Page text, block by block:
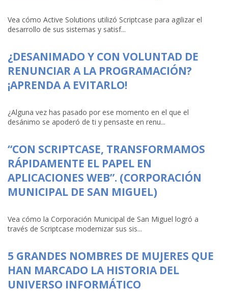
Vea cómo Active Solutions utilizó Scriptcase para agilizar el
desarrollo de sus sistemas y satisf...
¿DESANIMADO Y CON VOLUNTAD DE
RENUNCIAR A LA PROGRAMACIÓN?
¡APRENDA A EVITARLO!
¿Alguna vez has pasado por ese momento en el que el
desánimo se apoderó de ti y pensaste en renu...
“CON SCRIPTCASE, TRANSFORMAMOS
RÁPIDAMENTE EL PAPEL EN
APLICACIONES WEB”. (CORPORACIÓN
MUNICIPAL DE SAN MIGUEL)
Vea cómo la Corporación Municipal de San Miguel logró a
través de Scriptcase modernizar sus sis...
5 GRANDES NOMBRES DE MUJERES QUE
HAN MARCADO LA HISTORIA DEL
UNIVERSO INFORMÁTICO